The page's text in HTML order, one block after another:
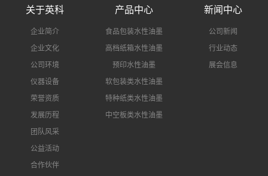
关于英科
企业简介
企业文化
公司环境
仪器设备
荣誉资质
发展历程
团队风采
公益活动
合作伙伴
产品中心
食品包装水性油墨
高档纸箱水性油墨
预印水性油墨
软包装类水性油墨
特种纸类水性油墨
中空板类水性油墨
新闻中心
公司新闻
行业动态
展会信息